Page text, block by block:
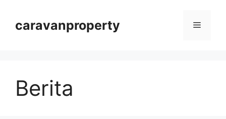
caravanproperty Menu
Berita